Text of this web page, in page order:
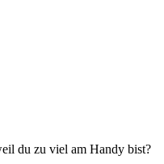
du zu viel am Handy bist?